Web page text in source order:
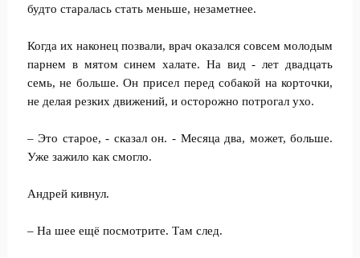
будто старалась стать меньше, незаметнее.
Когда их наконец позвали, врач оказался совсем молодым
парнем в мятом синем халате. На вид - лет двадцать
семь, не больше. Он присел перед собакой на корточки,
не делая резких движений, и осторожно потрогал ухо.
– Это старое, - сказал он. - Месяца два, может, больше.
Уже зажило как смогло.
Андрей кивнул.
– На шее ещё посмотрите. Там след.